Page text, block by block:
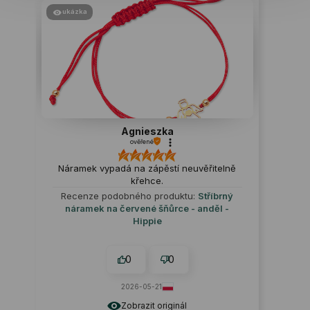
Zobrazit originál
ukázka
Agnieszka
ověřené
Náramek vypadá na zápěstí neuvěřitelně
křehce.
Recenze podobného produktu: Stříbrný
náramek na červené šňůrce - anděl -
Hippie
0 0
2026-05-21